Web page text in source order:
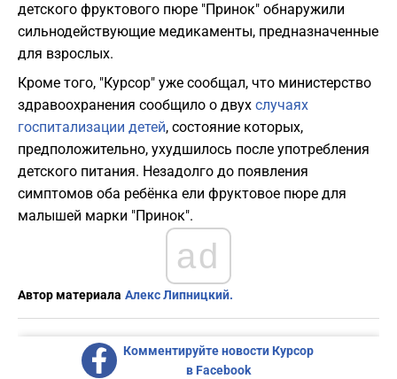
детского фруктового пюре "Принок" обнаружили
сильнодействующие медикаменты, предназначенные
для взрослых.
Кроме того, "Курсор" уже сообщал, что министерство
здравоохранения сообщило о двух случаях
госпитализации детей, состояние которых,
предположительно, ухудшилось после употребления
детского питания. Незадолго до появления
симптомов оба ребёнка ели фруктовое пюре для
малышей марки "Принок".
ad
Автор материала Алекс Липницкий.
Комментируйте новости Курсор
в Facebook